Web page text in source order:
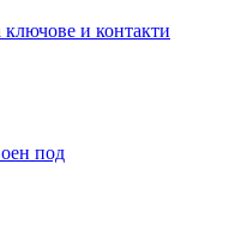
и контакти
под